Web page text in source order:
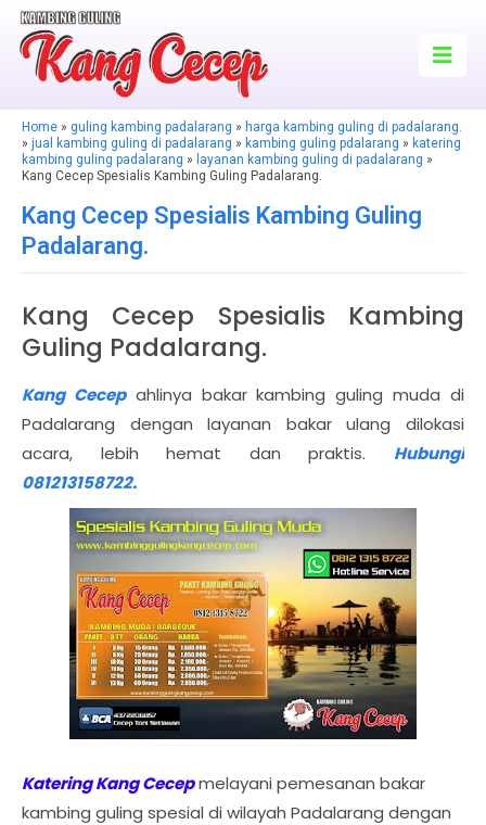
Home » guling kambing padalarang » harga kambing guling di padalarang.
» jual kambing guling di padalarang » kambing guling pdalarang » katering
kambing guling padalarang » layanan kambing guling di padalarang »
Kang Cecep Spesialis Kambing Guling Padalarang.
Kang Cecep Spesialis Kambing Guling
Padalarang.
Kang Cecep Spesialis Kambing
Guling Padalarang.
Kang Cecepahlinya bakar kambing guling muda di
Padalarang dengan layanan bakar ulang dilokasi
acara, lebih hemat dan praktis. Hubungi
081213158722.
Katering Kang Cecepmelayani pemesanan bakar
kambing guling spesial di wilayah Padalarang dengan